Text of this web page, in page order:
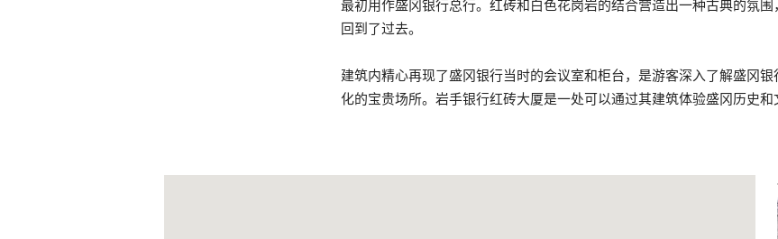
最初用作盛冈银行总行。红砖和白色花岗岩的结合营造出一种古典的氛围
回到了过去。
建筑内精心再现了盛冈银行当时的会议室和柜台，是游客深入了解盛冈
化的宝贵场所。岩手银行红砖大厦是一处可以通过其建筑体验盛冈历史和